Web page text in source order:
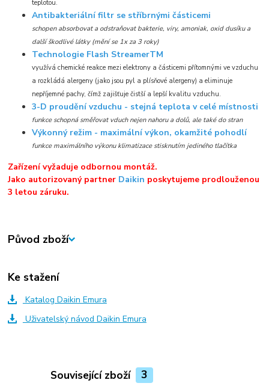
teplotou.
Antibakteriální filtr se stříbrnými částicemi
schopen absorbovat a odstraňovat bakterie, viry, amoniak, oxid dusíku a
další škodlivé látky (mění se 1x za 3 roky)
Technologie Flash StreamerTM
využívá chemické reakce mezi elektrony a částicemi přítomnými ve vzduchu
a rozkládá alergeny (jako jsou pyl a plísňové alergeny) a eliminuje
nepříjemné pachy, čímž zajišťuje čistší a lepší kvalitu vzduchu.
3-D proudění vzduchu - stejná teplota v celé místnosti
funkce schopná směřovat vduch nejen nahoru a dolů, ale také do stran
Výkonný režim - maximální výkon, okamžité pohodlí
funkce maximálního výkonu klimatizace stisknutím jediného tlačítka
Zařízení vyžaduje odbornou montáž.
Jako autorizovaný partner Daikin poskytujeme prodlouženou
3 letou záruku.
Původ zboží
Ke stažení
Katalog Daikin Emura
Uživatelský návod Daikin Emura
Související zboží 3